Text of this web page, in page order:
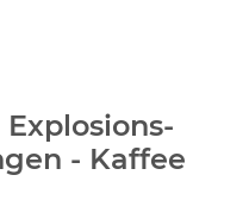
- Kaffee